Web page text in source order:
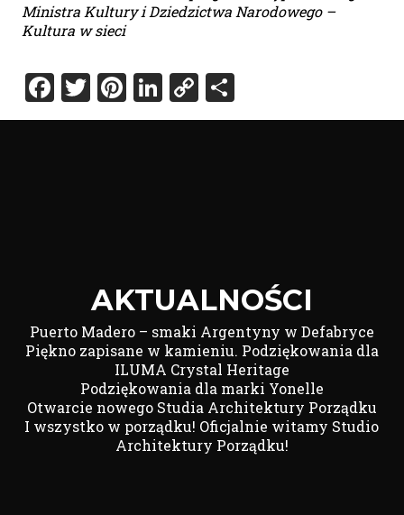
Ministra Kultury i Dziedzictwa Narodowego –
Kultura w sieci
Facebook
Twitter
Pinterest
LinkedIn
Copy
Link
Share
AKTUALNOŚCI
Puerto Madero – smaki Argentyny w Defabryce
Piękno zapisane w kamieniu. Podziękowania dla
ILUMA Crystal Heritage
Podziękowania dla marki Yonelle
Otwarcie nowego Studia Architektury Porządku
I wszystko w porządku! Oficjalnie witamy Studio
Architektury Porządku!